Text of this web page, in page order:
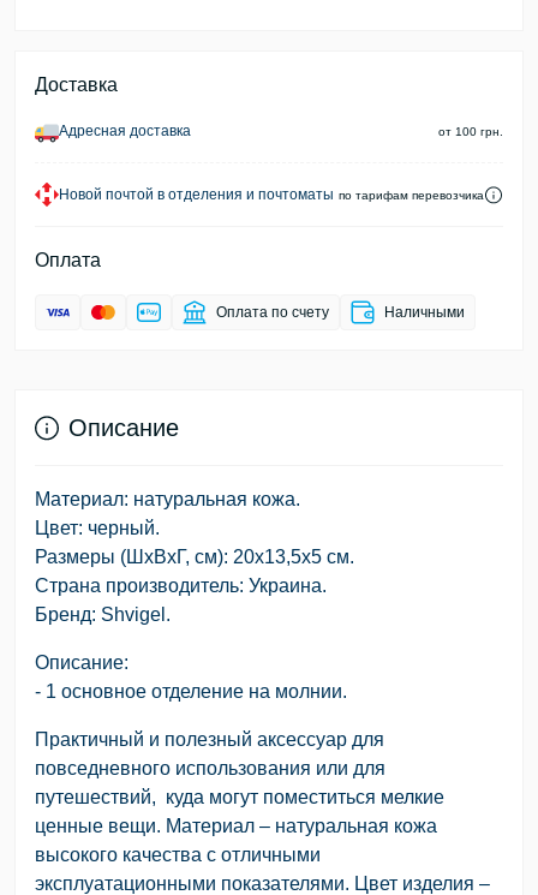
Доставка
Адресная доставка от 100 грн.
Новой почтой в отделения и почтоматы по тарифам перевозчика
Оплата
Оплата по счету Наличными
Описание
Материал: натуральная кожа.
Цвет: черный.
Размеры (ШхВхГ, см): 20х13,5х5 см.
Страна производитель: Украина.
Бренд: Shvigel.
Описание:
- 1 основное отделение на молнии.
Практичный и полезный аксессуар для
повседневного использования или для
путешествий, куда могут поместиться мелкие
ценные вещи. Материал – натуральная кожа
высокого качества с отличными
эксплуатационными показателями. Цвет изделия –